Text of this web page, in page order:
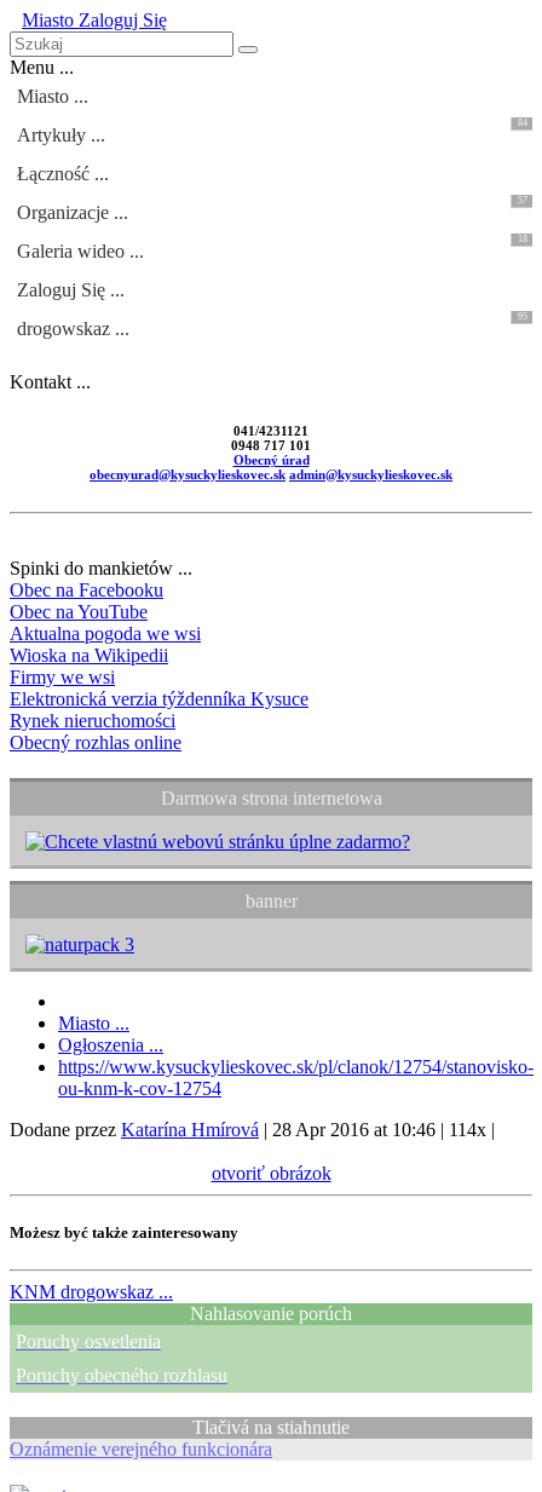
Miasto Zaloguj Się
Menu ...
Miasto ...
Artykuły ...
84
Łączność ...
Organizacje ...
57
Galeria wideo ...
18
Zaloguj Się ...
drogowskaz ...
95
Kontakt ...
041/4231121
0948 717 101
Obecný úrad
obecnyurad@kysuckylieskovec.sk admin@kysuckylieskovec.sk
Spinki do mankietów ...
Obec na Facebooku
Obec na YouTube
Aktualna pogoda we wsi
Wioska na Wikipedii
Firmy we wsi
Elektronická verzia týždenníka Kysuce
Rynek nieruchomości
Obecný rozhlas online
Darmowa strona internetowa
banner
Miasto ...
Ogłoszenia ...
https://www.kysuckylieskovec.sk/pl/clanok/12754/stanovisko-
ou-knm-k-cov-12754
Dodane przez Katarína Hmírová | 28 Apr 2016 at 10:46 | 114x |
otvoriť obrázok
Możesz być także zainteresowany
KNM drogowskaz ...
Nahlasovanie porúch
Poruchy osvetlenia
Poruchy obecného rozhlasu
Tlačivá na stiahnutie
Oznámenie verejného funkcionára